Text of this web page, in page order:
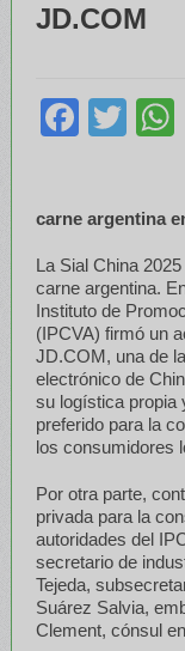
JD.COM
carne argentina
La Sial China
carne argentina.
Instituto de
(IPCVA) firmó un
JD.COM, una de
electrónico de
su logística propia
preferido para la
los consumidores
Por otra parte,
privada para la
autoridades del
secretario de
Tejeda,
Suárez Salvia,
Clement, cónsul